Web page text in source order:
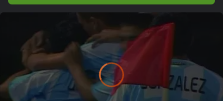
Video
Player
is
loading.